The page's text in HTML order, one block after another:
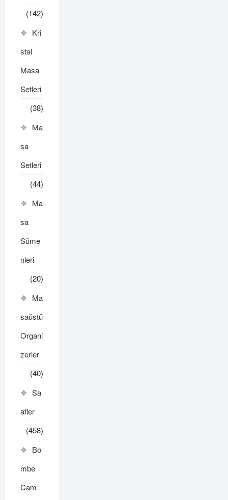
(142)
Kri
stal
Masa
Setleri
(38)
Ma
sa
Setleri
(44)
Ma
sa
Süme
nleri
(20)
Ma
saüstü
Organi
zerler
(40)
Sa
atler
(458)
Bo
mbe
Cam